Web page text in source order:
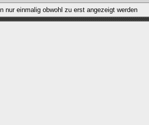
nur einmalig obwohl zu erst angezeigt werden